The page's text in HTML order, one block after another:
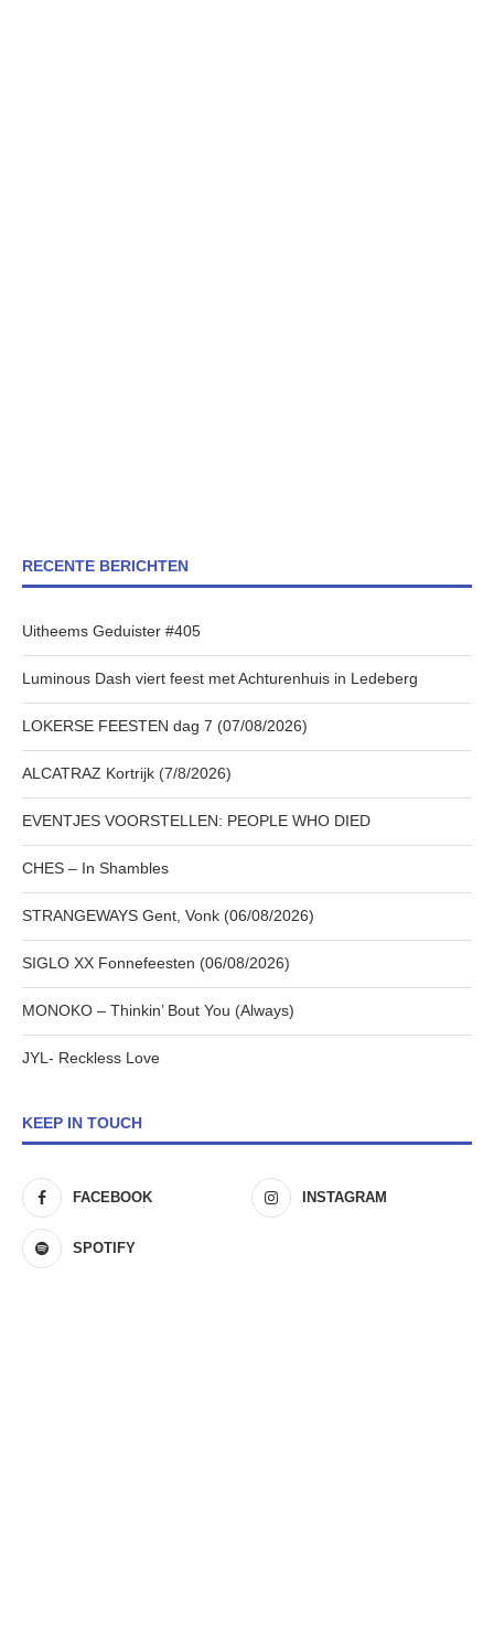
RECENTE BERICHTEN
Uitheems Geduister #405
Luminous Dash viert feest met Achturenhuis in Ledeberg
LOKERSE FEESTEN dag 7 (07/08/2026)
ALCATRAZ Kortrijk (7/8/2026)
EVENTJES VOORSTELLEN: PEOPLE WHO DIED
CHES – In Shambles
STRANGEWAYS Gent, Vonk (06/08/2026)
SIGLO XX Fonnefeesten (06/08/2026)
MONOKO – Thinkin’ Bout You (Always)
JYL- Reckless Love
KEEP IN TOUCH
FACEBOOK INSTAGRAM
SPOTIFY